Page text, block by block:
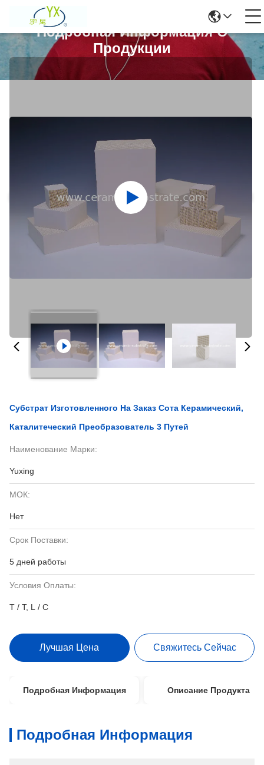
Подробная Информация О
Продукции
Субстрат Изготовленного На Заказ Сота Керамический,
Каталитеческий Преобразователь 3 Путей
Наименование Марки:
Yuxing
МОК:
Нет
Срок Поставки:
5 дней работы
Условия Оплаты:
T / T, L / C
Лучшая Цена Свяжитесь Сейчас
Подробная Информация Описание Продукта
Подробная Информация